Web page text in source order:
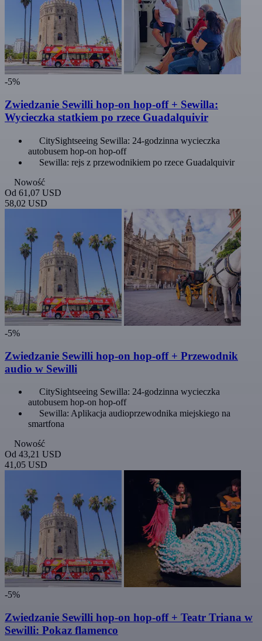
-5%
Zwiedzanie Sewilli hop-on hop-off + Sewilla:
Wycieczka statkiem po rzece Guadalquivir
CitySightseeing Sewilla: 24-godzinna wycieczka
autobusem hop-on hop-off
Sewilla: rejs z przewodnikiem po rzece Guadalquivir
Nowość
Od 61,07 USD
58,02 USD
-5%
Zwiedzanie Sewilli hop-on hop-off + Przewodnik
audio w Sewilli
CitySightseeing Sewilla: 24-godzinna wycieczka
autobusem hop-on hop-off
Sewilla: Aplikacja audioprzewodnika miejskiego na
smartfona
Nowość
Od 43,21 USD
41,05 USD
-5%
Zwiedzanie Sewilli hop-on hop-off + Teatr Triana w
Sewilli: Pokaz flamenco